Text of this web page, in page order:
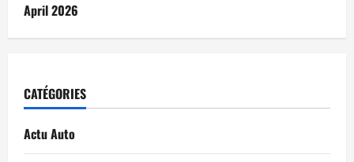
April 2026
CATÉGORIES
Actu Auto